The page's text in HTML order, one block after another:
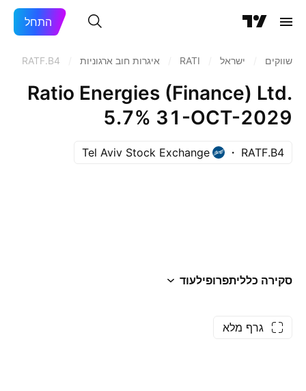
התחל
שווקים ישראל RATI איגרות חוב ארגוניות RATF.B4
Ratio Energies (Finance) Ltd.
5.7% 31-OCT-2029
RATF.B4
Tel Aviv Stock Exchange
סקירה כלליתפרופילעוד
גרף מלא